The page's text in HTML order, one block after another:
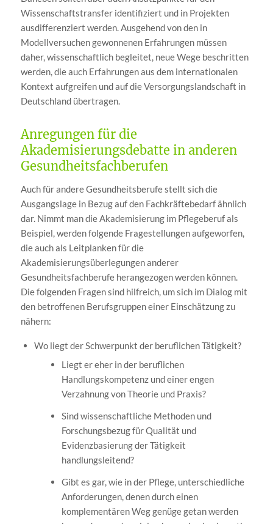
Wissenschaftstransfer identifiziert und in Projekten
ausdifferenziert werden. Ausgehend von den in
Modellversuchen gewonnenen Erfahrungen müssen
daher, wissenschaftlich begleitet, neue Wege beschritten
werden, die auch Erfahrungen aus dem internationalen
Kontext aufgreifen und auf die Versorgungslandschaft in
Deutschland übertragen.
Anregungen für die
Akademisierungsdebatte in anderen
Gesundheitsfachberufen
Auch für andere Gesundheitsberufe stellt sich die
Ausgangslage in Bezug auf den Fachkräftebedarf ähnlich
dar. Nimmt man die Akademisierung im Pflegeberuf als
Beispiel, werden folgende Fragestellungen aufgeworfen,
die auch als Leitplanken für die
Akademisierungsüberlegungen anderer
Gesundheitsfachberufe herangezogen werden können.
Die folgenden Fragen sind hilfreich, um sich im Dialog mit
den betroffenen Berufsgruppen einer Einschätzung zu
nähern:
Wo liegt der Schwerpunkt der beruflichen Tätigkeit?
Liegt er eher in der beruflichen
Handlungskompetenz und einer engen
Verzahnung von Theorie und Praxis?
Sind wissenschaftliche Methoden und
Forschungsbezug für Qualität und
Evidenzbasierung der Tätigkeit
handlungsleitend?
Gibt es gar, wie in der Pflege, unterschiedliche
Anforderungen, denen durch einen
komplementären Weg genüge getan werden